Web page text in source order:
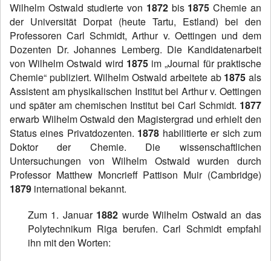
Wilhelm Ostwald
Publikationen
Kontakt
Wilhelm Ostwald studierte von 1872 bis 1875 Chemie an
der Universität Dorpat (heute Tartu, Estland) bei den
Professoren Carl Schmidt, Arthur v. Oettingen und dem
Dozenten Dr. Johannes Lemberg. Die Kandidatenarbeit
von Wilhelm Ostwald wird 1875 im „Journal für praktische
Chemie“ publiziert. Wilhelm Ostwald arbeiteteab 1875als
Assistent am physikalischen Institut bei Arthur v. Oettingen
und später am chemischen Institut bei Carl Schmidt. 1877
erwarb Wilhelm Ostwald den Magistergrad und erhielt den
Status eines Privatdozenten. 1878 habilitierte er sich zum
Doktor der Chemie. Die wissenschaftlichen
Untersuchungen von Wilhelm Ostwald wurden durch
Professor Matthew Moncrieff Pattison Muir (Cambridge)
1879 international bekannt.
Zum 1. Januar 1882 wurde Wilhelm Ostwald an das
Polytechnikum Riga berufen. Carl Schmidt empfahl
ihn mit den Worten: